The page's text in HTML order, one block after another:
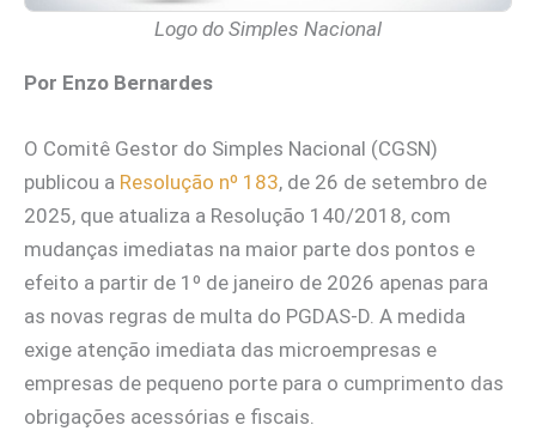
Logo do Simples Nacional
Por Enzo Bernardes
O Comitê Gestor do Simples Nacional (CGSN)
publicou a Resolução nº 183, de 26 de setembro de
2025, que atualiza a Resolução 140/2018, com
mudanças imediatas na maior parte dos pontos e
efeito a partir de 1º de janeiro de 2026 apenas para
as novas regras de multa do PGDAS-D. A medida
exige atenção imediata das microempresas e
empresas de pequeno porte para o cumprimento das
obrigações acessórias e fiscais.